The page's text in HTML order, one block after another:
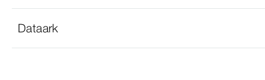
Dataark